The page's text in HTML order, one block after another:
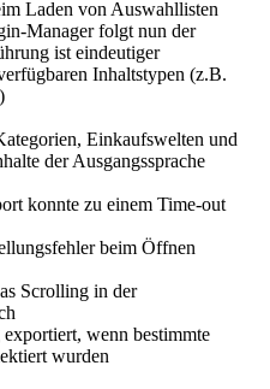
Laden von Auswahllisten
Manager folgt nun der
ist eindeutiger
Inhaltstypen (z.B.
Einkaufswelten und
der Ausgangssprache
konnte zu einem Time-out
beim Öffnen
Scrolling in der
wenn bestimmte
wurden